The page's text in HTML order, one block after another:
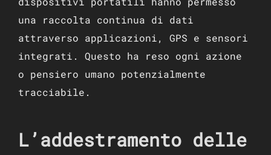
una raccolta continua di dati
attraverso applicazioni, GPS e sensori
integrati. Questo ha reso ogni azione
o pensiero umano potenzialmente
tracciabile.
L’addestramento delle